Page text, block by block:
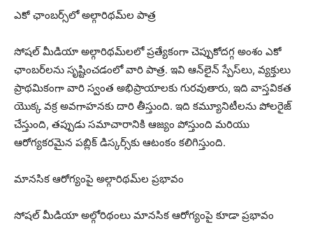
ఎకో ఛాంబర్స్‌లో అల్గారిథమ్‌ల పాత్ర
సోషల్ మీడియా అల్గారిథమ్‌లలో ప్రత్యేకంగా చెప్పుకోదగ్గ అంశం ఎకో
ఛాంబర్‌లను సృష్టించడంలో వారి పాత్ర. ఇవి ఆన్‌లైన్ స్పేస్‌లు, వ్యక్తులు
ప్రాథమికంగా వారి స్వంత అభిప్రాయాలకు గురవుతారు, ఇది వాస్తవికత
యొక్క వక్ర అవగాహనకు దారి తీస్తుంది. ఇది కమ్యూనిటీలను పోలరైజ్
చేస్తుంది, తప్పుడు సమాచారానికి ఆజ్యం పోస్తుంది మరియు
ఆరోగ్యకరమైన పబ్లిక్ డిస్కర్స్‌కు ఆటంకం కలిగిస్తుంది.
మానసిక ఆరోగ్యంపై అల్గారిథమ్‌ల ప్రభావం
సోషల్ మీడియా అల్గోరిథంలు మానసిక ఆరోగ్యంపై కూడా ప్రభావం